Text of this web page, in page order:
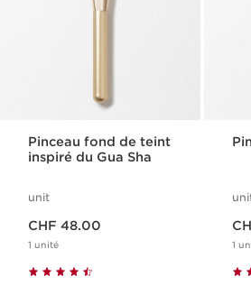
Pinceau fond de teint
inspiré du Gua Sha
unit
CHF 48.00
1 unité 1